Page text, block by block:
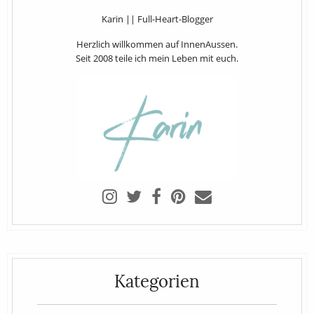
Karin || Full-Heart-Blogger
Herzlich willkommen auf InnenAussen.
Seit 2008 teile ich mein Leben mit euch.
Kategorien